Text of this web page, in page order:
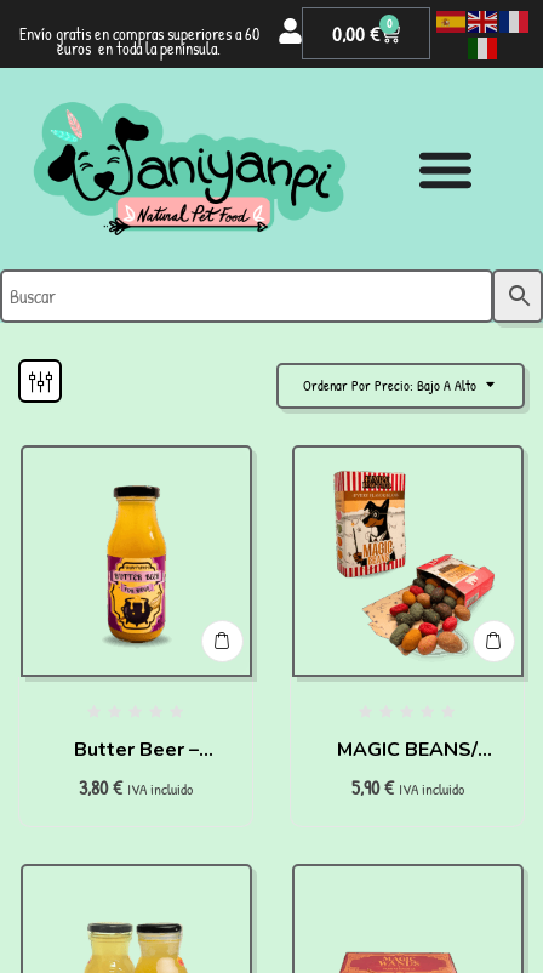
Envío gratis en compras superiores a 60
euros en toda la península.
0,00€ 0
Ordenar Por Precio: Bajo A Alto
Butter Beer –
Cerveza de
PAWTTER
3,80€ IVA incluido
MAGIC BEANS/
JUDÍAS MÁGICAS –
5,90€ IVA incluido